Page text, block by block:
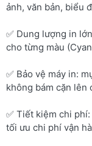
ảnh, văn bản, biểu
✅ Dung lượng in
cho từng màu
✅ Bảo vệ máy in:
không bám cặn lên
✅ Tiết kiệm chi
tối ưu chi phí vận